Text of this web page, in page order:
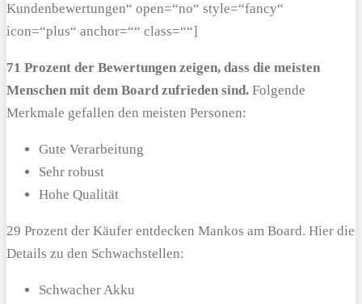
Kundenbewertungen“ open=“no“ style=“fancy“
icon=“plus“ anchor=““ class=““]
71 Prozent der Bewertungen zeigen, dass die meisten
Menschen mit dem Board zufrieden sind. Folgende
Merkmale gefallen den meisten Personen:
Gute Verarbeitung
Sehr robust
Hohe Qualität
29 Prozent der Käufer entdecken Mankos am Board. Hier die
Details zu den Schwachstellen:
Schwacher Akku